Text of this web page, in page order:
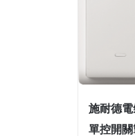
施耐德
單控開